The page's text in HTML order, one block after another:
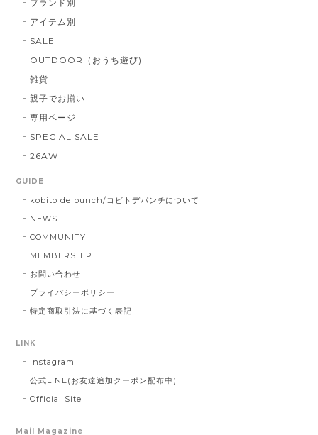
ブランド別
アイテム別
SALE
OUTDOOR（おうち遊び)
雑貨
親子でお揃い
専用ページ
SPECIAL SALE
26AW
GUIDE
kobito de punch/コビトデパンチについて
NEWS
COMMUNITY
MEMBERSHIP
お問い合わせ
プライバシーポリシー
特定商取引法に基づく表記
LINK
Instagram
公式LINE(お友達追加クーポン配布中)
Official Site
Mail Magazine